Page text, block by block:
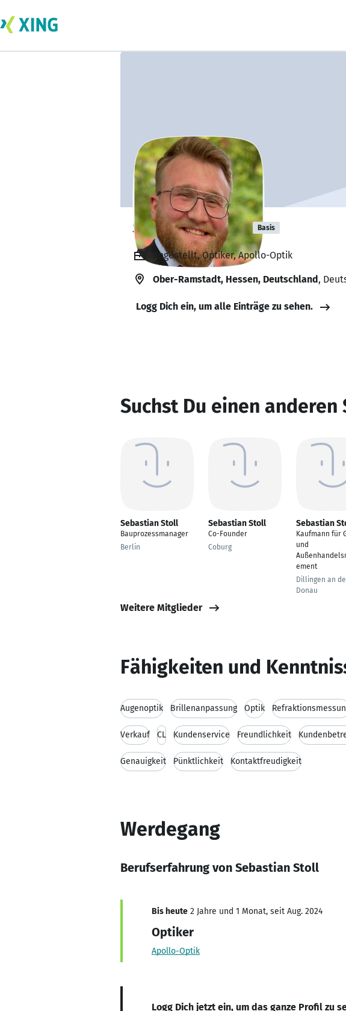
Sebastian Stoll Basis
Angestellt, Optiker, Apollo-Optik
Ober-Ramstadt, Hessen, Deutschland,
Logg Dich ein, um alle Einträge zu sehen.
Suchst Du einen
Sebastian Stoll
Bauprozessmanager
Berlin
Sebastian Stoll
Co-Founder
Coburg
Sebastian
Kaufmann für
und
ement
Dillingen an
Donau
Weitere Mitglieder
Fähigkeiten und
Augenoptik Brillenanpassung Optik
Verkauf CL Kundenservice Freundlichkeit
Genauigkeit Pünktlichkeit Kontaktfreudigkeit
Werdegang
Berufserfahrung von Sebastian Stoll
Bis heute 2 Jahre und 1 Monat, seit Aug. 2024
Optiker
Apollo-Optik
Logg Dich jetzt ein, um das ganze Profil zu